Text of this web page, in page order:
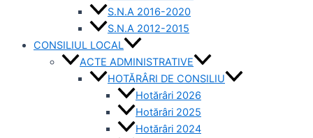
S.N.A 2016-2020
S.N.A 2012-2015
CONSILIUL LOCAL
ACTE ADMINISTRATIVE
HOTĂRÂRI DE CONSILIU
Hotărâri 2026
Hotărâri 2025
Hotărâri 2024